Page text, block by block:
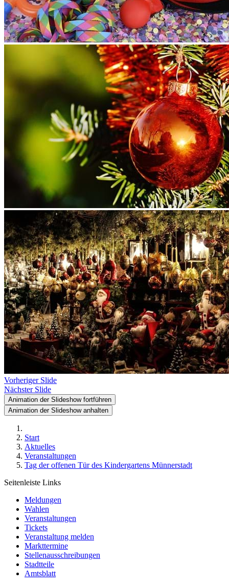
Vorheriger Slide
Nächster Slide
Animation der Slideshow fortführen
Animation der Slideshow anhalten
Start
Aktuelles
Veranstaltungen
Tag der offenen Tür des Kindergartens Münnerstadt
Seitenleiste Links
Meldungen
Wahlen
Veranstaltungen
Tickets
Veranstaltung melden
Markttermine
Stellenausschreibungen
Stadtteile
Amtsblatt